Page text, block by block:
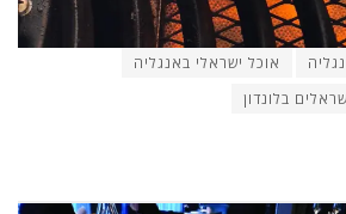
אוכל ישראלי באנגליה
בלונדון